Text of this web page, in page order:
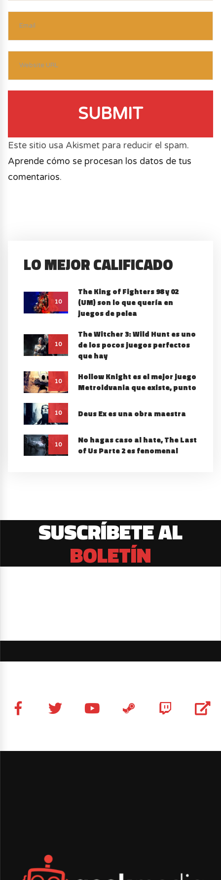
SUBMIT
Este sitio usa Akismet para reducir el spam.
Aprende cómo se procesan los datos de tus
comentarios.
LO MEJOR CALIFICADO
10
The King of Fighters 98 y 02
(UM) son lo que quería en
juegos de pelea
10
The Witcher 3: Wild Hunt es uno
de los pocos juegos perfectos
que hay
10
Hollow Knight es el mejor juego
Metroidvania que existe, punto
10 Deus Ex es una obra maestra
10
No hagas caso al hate, The Last
of Us Parte 2 es fenomenal
SUSCRÍBETE AL
BOLETÍN